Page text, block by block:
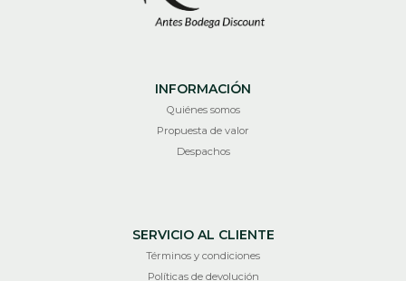
INFORMACIÓN
Quiénes somos
Propuesta de valor
Despachos
SERVICIO AL CLIENTE
Términos y condiciones
Políticas de devolución